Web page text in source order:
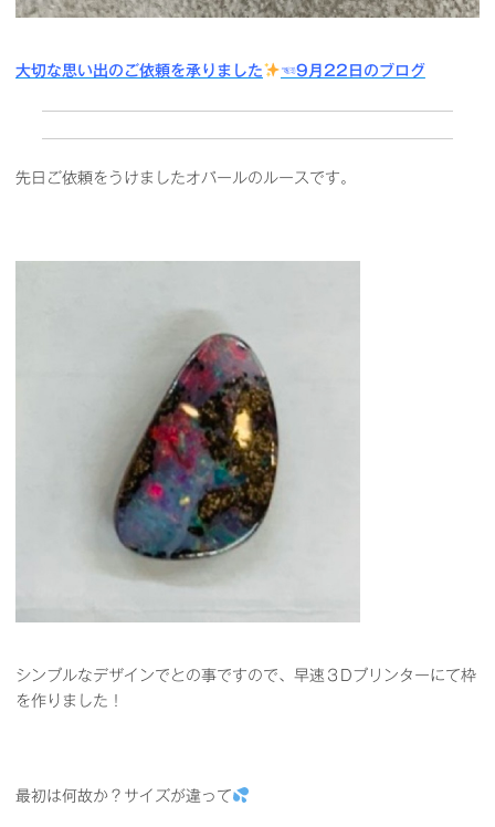
大切な思い出のご依頼を承りました ☜9月22日のブログ
先日ご依頼をうけましたオパールのルースです。
シンプルなデザインでとの事ですので、早速３Dプリンターにて枠
を作りました！
最初は何故か？サイズが違って